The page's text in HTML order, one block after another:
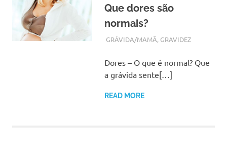
Que dores são
normais?
OUTUBRO 6, 2017
ADMIN
GRÁVIDA/MAMÃ, GRAVIDEZ
Dores – O que é normal? Que
a grávida sente[…]
READ MORE